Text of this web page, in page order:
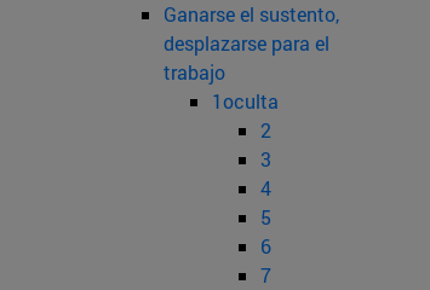
Ganarse el sustento,
desplazarse para el
trabajo
1oculta
2
3
4
5
6
7